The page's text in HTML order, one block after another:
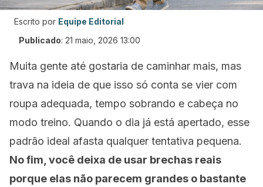
Escrito por Equipe Editorial
Publicado: 21 maio, 2026 13:00
Muita gente até gostaria de caminhar mais, mas
trava na ideia de que isso só conta se vier com
roupa adequada, tempo sobrando e cabeça no
modo treino. Quando o dia já está apertado, esse
padrão ideal afasta qualquer tentativa pequena.
No fim, você deixa de usar brechas reais
porque elas não parecem grandes o bastante